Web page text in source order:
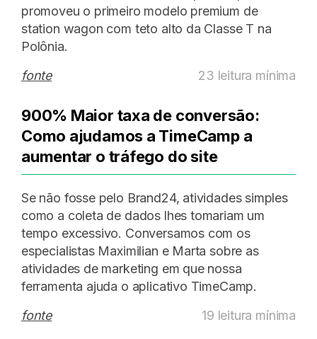
promoveu o primeiro modelo premium de
station wagon com teto alto da Classe T na
Polônia.
fonte
23 leitura mínima
900% Maior taxa de conversão:
Como ajudamos a TimeCamp a
aumentar o tráfego do site
Se não fosse pelo Brand24, atividades simples
como a coleta de dados lhes tomariam um
tempo excessivo. Conversamos com os
especialistas Maximilian e Marta sobre as
atividades de marketing em que nossa
ferramenta ajuda o aplicativo TimeCamp.
fonte
19 leitura mínima